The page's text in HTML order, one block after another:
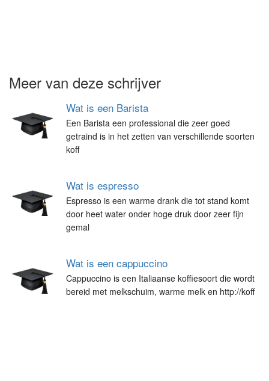
Meer van deze schrijver
Wat is een Barista
Een Barista een professional die zeer goed
getraind is in het zetten van verschillende soorten
koff
Wat is espresso
Espresso is een warme drank die tot stand komt
door heet water onder hoge druk door zeer fijn
gemal
Wat is een cappuccino
Cappuccino is een Italiaanse koffiesoort die wordt
bereid met melkschuim, warme melk en http://koff